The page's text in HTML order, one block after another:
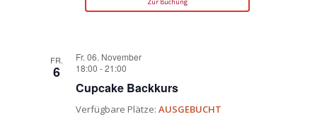
Zur Buchung
FR.
6
Fr. 06. November
18:00 -21:00
Cupcake Backkurs
Verfügbare Plätze:AUSGEBUCHT